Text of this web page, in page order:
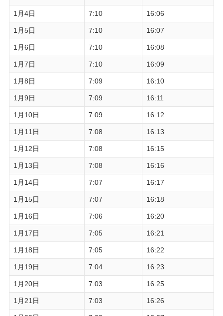
1月4日 7:10 16:06
1月5日 7:10 16:07
1月6日 7:10 16:08
1月7日 7:10 16:09
1月8日 7:09 16:10
1月9日 7:09 16:11
1月10日 7:09 16:12
1月11日 7:08 16:13
1月12日 7:08 16:15
1月13日 7:08 16:16
1月14日 7:07 16:17
1月15日 7:07 16:18
1月16日 7:06 16:20
1月17日 7:05 16:21
1月18日 7:05 16:22
1月19日 7:04 16:23
1月20日 7:03 16:25
1月21日 7:03 16:26